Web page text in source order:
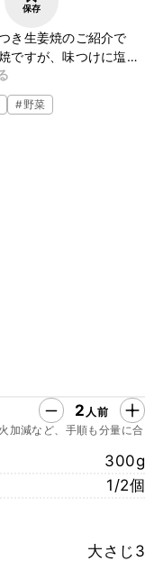
保存
き生姜焼のご紹介で
ですが、味つけに塩麹
がりますよ。とてもお
#野菜
2 人前
加減など、手順も分量に合
300g
1/2個
大さじ3